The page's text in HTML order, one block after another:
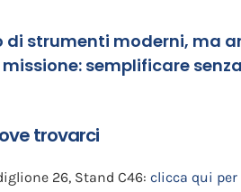
di strumenti moderni, ma
semplificare
trovarci
26, Stand C46: clicca qui